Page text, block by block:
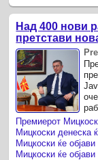
Над 400 нови
претстави
за
Мицкоски денеска
Мицкоски ќе